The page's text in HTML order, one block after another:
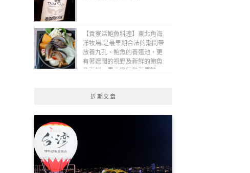
【貢寮活鮑魚料理】東北角海
洋牧場 是最早期合法的潮間帶
放養九孔、鮑魚的養殖池，更
有著遼闊的視野及新鮮的鮑魚
及海鮮，是貢寮無敵海景第一
近期文章